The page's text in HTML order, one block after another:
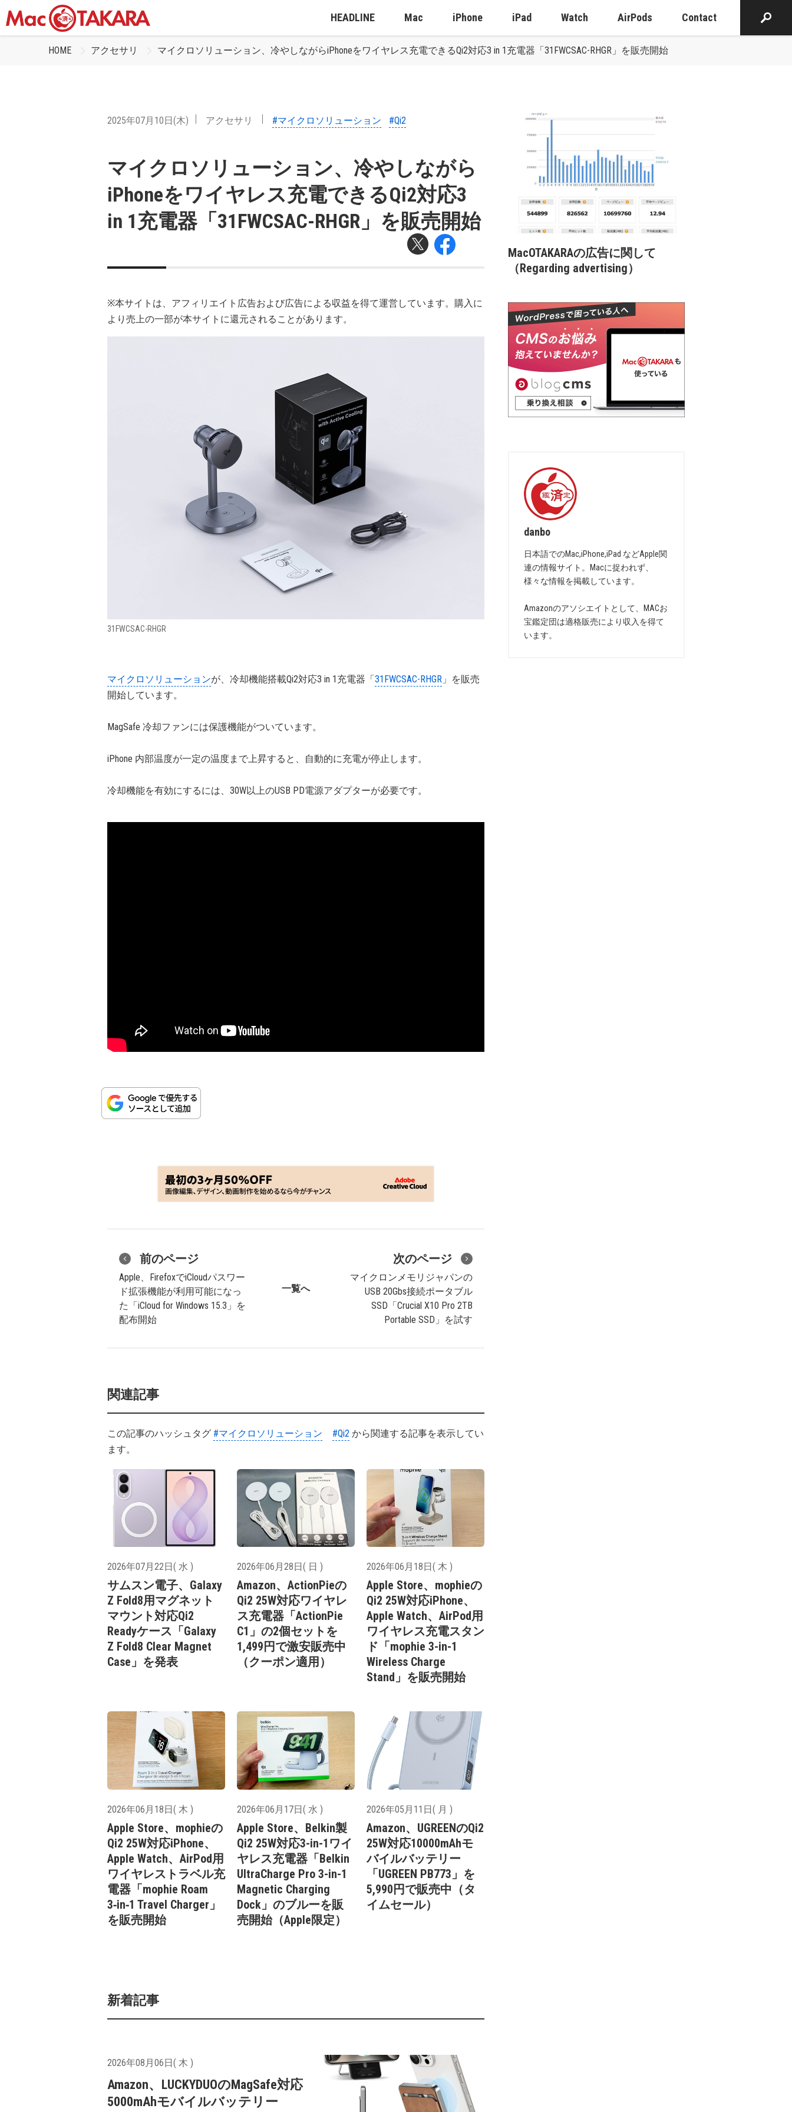
HEADLINE Mac iPhone iPad Watch AirPods Contact
HOME アクセサリ マイクロソリューション、冷やしながらiPhoneをワイヤレス充電できるQi2対応3 in 1充電器「31FWCSAC-RHGR」を販売開始
2025年07月10日(木) アクセサリ #マイクロソリューション #Qi2
マイクロソリューション、冷やしながら
iPhoneをワイヤレス充電できるQi2対応3
in 1充電器「31FWCSAC-RHGR」を販売開始
※本サイトは、アフィリエイト広告および広告による収益を得て運営しています。購入に
より売上の一部が本サイトに還元されることがあります。
31FWCSAC-RHGR
マイクロソリューションが、冷却機能搭載Qi2対応3 in 1充電器「31FWCSAC-RHGR 」を販売
開始しています。
MagSafe 冷却ファンには保護機能がついています。
iPhone 内部温度が一定の温度まで上昇すると、自動的に充電が停止します。
冷却機能を有効にするには、30W以上のUSB PD電源アダプターが必要です。
前のページ
Apple、FirefoxでiCloudパスワー
ド拡張機能が利用可能になっ
た「iCloud for Windows 15.3」を
配布開始
一覧へ
次のページ
マイクロンメモリジャパンの
USB 20Gbs接続ポータブル
SSD「Crucial X10 Pro 2TB
Portable SSD」を試す
関連記事
この記事のハッシュタグ #マイクロソリューション #Qi2 から関連する記事を表示してい
ます。
2026年07月22日( 水 )
サムスン電子、Galaxy
Z Fold8用マグネット
マウント対応Qi2
Readyケース「Galaxy
Z Fold8 Clear Magnet
Case」を発表
2026年06月28日( 日 )
Amazon、ActionPieの
Qi2 25W対応ワイヤレ
ス充電器「ActionPie
C1」の2個セットを
1,499円で激安販売中
（クーポン適用）
2026年06月18日( 木 )
Apple Store、mophieの
Qi2 25W対応iPhone、
Apple Watch、AirPod用
ワイヤレス充電スタン
ド「mophie 3-in-1
Wireless Charge
Stand」を販売開始
2026年06月18日( 木 )
Apple Store、mophieの
Qi2 25W対応iPhone、
Apple Watch、AirPod用
ワイヤレストラベル充
電器「mophie Roam
3‑in‑1 Travel Charger」
を販売開始
2026年06月17日( 水 )
Apple Store、Belkin製
Qi2 25W対応3-in-1ワイ
ヤレス充電器「Belkin
UltraCharge Pro 3-in-1
Magnetic Charging
Dock」のブルーを販
売開始（Apple限定）
2026年05月11日( 月 )
Amazon、UGREENのQi2
25W対応10000mAhモ
バイルバッテリー
「UGREEN PB773」を
5,990円で販売中（タ
イムセール）
新着記事
2026年08月06日( 木 )
Amazon、LUCKYDUOのMagSafe対応
5000mAhモバイルバッテリー
MacOTAKARAの広告に関して
（Regarding advertising）
danbo
日本語でのMac,iPhone,iPad などApple関
連の情報サイト。Macに捉われず、
様々な情報を掲載しています。
Amazonのアソシエイトとして、MACお
宝鑑定団は適格販売により収入を得て
います。